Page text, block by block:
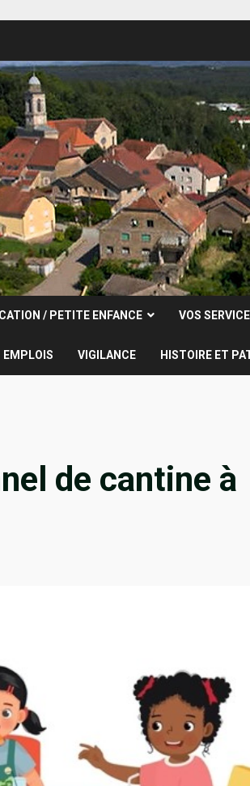
/ PETITE ENFANCE VOS
EMPLOIS VIGILANCE HISTOIRE ET
de cantine à